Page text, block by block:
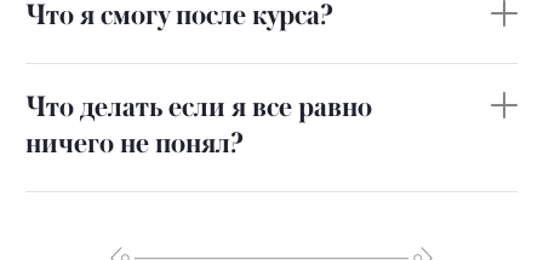
Что я смогу после курса?
Что делать если я все равно
ничего не понял?